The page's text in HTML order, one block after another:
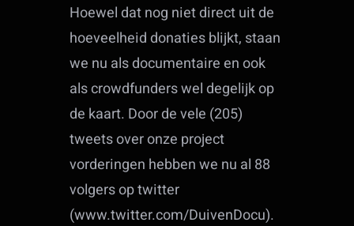
Hoewel dat nog niet direct uit de
hoeveelheid donaties blijkt, staan
we nu als documentaire en ook
als crowdfunders wel degelijk op
de kaart. Door de vele (205)
tweets over onze project
vorderingen hebben we nu al 88
volgers op twitter
(www.twitter.com/DuivenDocu).